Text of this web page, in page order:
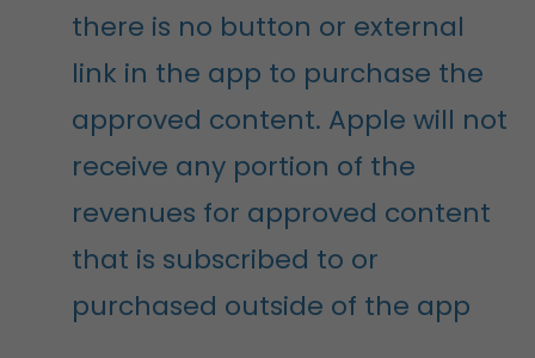
there is no button or external
link in the app to purchase the
approved content. Apple will not
receive any portion of the
revenues for approved content
that is subscribed to or
purchased outside of the app